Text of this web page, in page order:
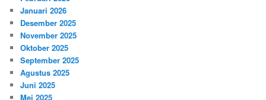
Januari 2026
Desember 2025
November 2025
Oktober 2025
September 2025
Agustus 2025
Juni 2025
Mei 2025